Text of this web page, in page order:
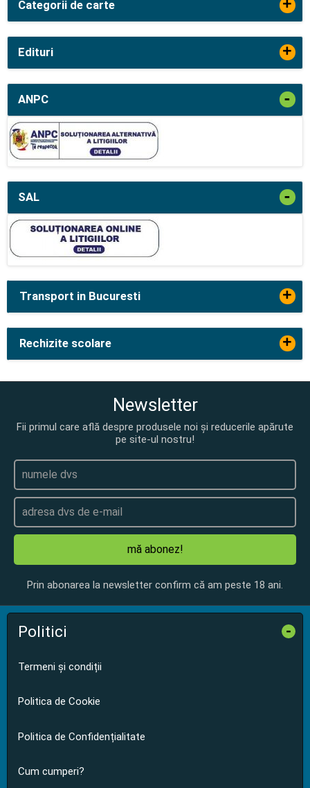
Categorii de carte +
Edituri +
ANPC -
SAL -
Transport in Bucuresti +
Rechizite scolare +
Newsletter
Fii primul care află despre produsele noi și reducerile apărute
pe site-ul nostru!
mă abonez!
Prin abonarea la newsletter confirm că am peste 18 ani.
Politici -
Termeni și condiții
Politica de Cookie
Politica de Confidențialitate
Cum cumperi?